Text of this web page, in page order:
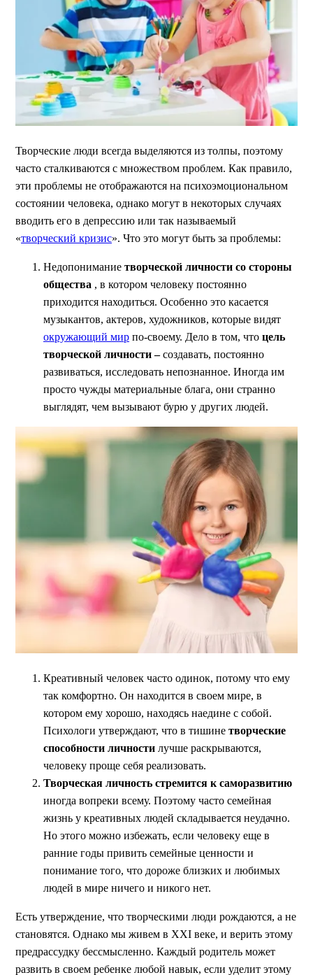
Творческие люди всегда выделяются из толпы, поэтому
часто сталкиваются с множеством проблем. Как правило,
эти проблемы не отображаются на психоэмоциональном
состоянии человека, однако могут в некоторых случаях
вводить его в депрессию или так называемый
«творческий кризис». Что это могут быть за проблемы:
Недопонимание творческой личности со стороны
общества , в котором человеку постоянно
приходится находиться. Особенно это касается
музыкантов, актеров, художников, которые видят
окружающий мир по-своему. Дело в том, что цель
творческой личности –создавать, постоянно
развиваться, исследовать непознанное. Иногда им
просто чужды материальные блага, они странно
выглядят, чем вызывают бурю у других людей.
Креативный человек часто одинок, потому что ему
так комфортно. Он находится в своем мире, в
котором ему хорошо, находясь наедине с собой.
Психологи утверждают, что в тишине творческие
способности личности лучше раскрываются,
человеку проще себя реализовать.
Творческая личность стремится к саморазвитию
иногда вопреки всему. Поэтому часто семейная
жизнь у креативных людей складывается неудачно.
Но этого можно избежать, если человеку еще в
ранние годы привить семейные ценности и
понимание того, что дороже близких и любимых
людей в мире ничего и никого нет.
Есть утверждение, что творческими люди рождаются, а не
становятся. Однако мы живем в XXI веке, и верить этому
предрассудку бессмысленно. Каждый родитель может
развить в своем ребенке любой навык, если уделит этому